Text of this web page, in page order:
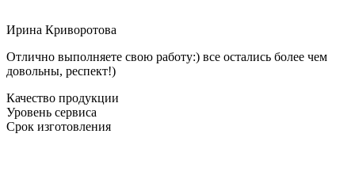
Ирина Криворотова
Отлично выполняете свою работу:) все остались более чем
довольны, респект!)
Качество продукции
Уровень сервиса
Срок изготовления